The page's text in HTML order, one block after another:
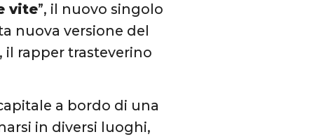
vite”, il nuovo singolo
nuova versione del
, il rapper trasteverino
a bordo di una
in diversi luoghi,